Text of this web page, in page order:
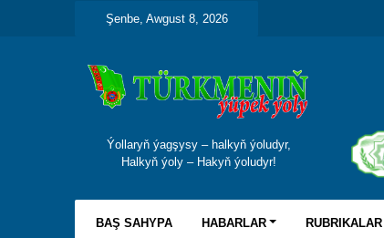
Şenbe, Awgust 8, 2026
Ýollaryň ýagşysy – halkyň ýoludyr,
Halkyň ýoly – Hakyň ýoludyr!
BAŞ SAHYPA HABARLAR RUBRIKALAR